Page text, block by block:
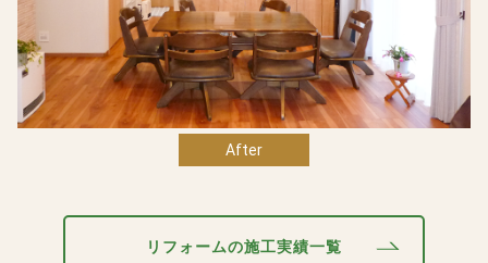
After
リフォームの施工実績一覧